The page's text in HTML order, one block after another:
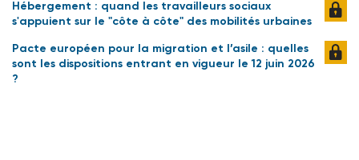
Hébergement : quand les travailleurs sociaux
s'appuient sur le "côte à côte" des mobilités urbaines
Pacte européen pour la migration et l’asile : quelles
sont les dispositions entrant en vigueur le 12 juin 2026
?